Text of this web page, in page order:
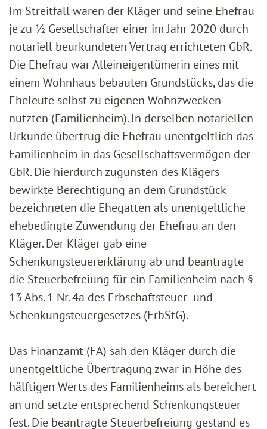
Im Streitfall waren der Kläger und seine Ehefrau
je zu ½ Gesellschafter einer im Jahr 2020 durch
notariell beurkundeten Vertrag errichteten GbR.
Die Ehefrau war Alleineigentümerin eines mit
einem Wohnhaus bebauten Grundstücks, das die
Eheleute selbst zu eigenen Wohnzwecken
nutzten (Familienheim). In derselben notariellen
Urkunde übertrug die Ehefrau unentgeltlich das
Familienheim in das Gesellschaftsvermögen der
GbR. Die hierdurch zugunsten des Klägers
bewirkte Berechtigung an dem Grundstück
bezeichneten die Ehegatten als unentgeltliche
ehebedingte Zuwendung der Ehefrau an den
Kläger. Der Kläger gab eine
Schenkungsteuererklärung ab und beantragte
die Steuerbefreiung für ein Familienheim nach §
13 Abs. 1 Nr. 4a des Erbschaftsteuer- und
Schenkungsteuergesetzes (ErbStG).
Das Finanzamt (FA) sah den Kläger durch die
unentgeltliche Übertragung zwar in Höhe des
hälftigen Werts des Familienheims als bereichert
an und setzte entsprechend Schenkungsteuer
fest. Die beantragte Steuerbefreiung gestand es